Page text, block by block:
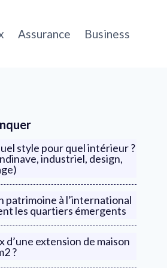
Assurance Business
style pour quel intérieur ?
industriel, design,
patrimoine à l’international
les quartiers émergents
d’une extension de maison
?